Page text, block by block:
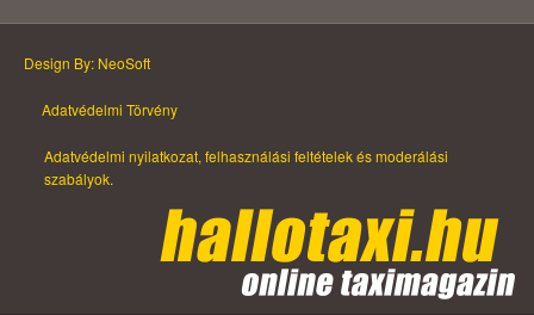
Design By: NeoSoft
Adatvédelmi Törvény
Adatvédelmi nyilatkozat, felhasználási feltételek és moderálási
szabályok.